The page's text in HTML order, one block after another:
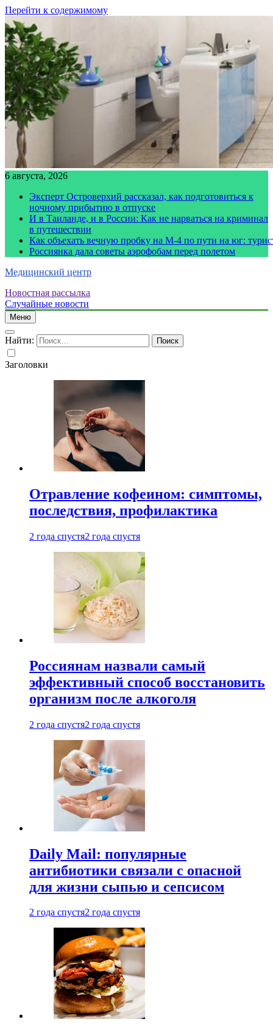
Перейти к содержимому
6 августа, 2026
Эксперт Островерхий рассказал, как подготовиться к
ночному прибытию в отпуске
И в Таиланде, и в России: Как не нарваться на криминал
в путешествии
Как объехать вечную пробку на М-4 по пути на юг:
Россиянка дала советы аэрофобам перед полетом
Медицинский центр
Новостная рассылка
Случайные новости
Меню
Найти:
Заголовки
Отравление кофеином: симптомы,
последствия, профилактика
2 года спустя2 года спустя
Россиянам назвали самый
эффективный способ восстановить
организм после алкоголя
2 года спустя2 года спустя
Daily Mail: популярные
антибиотики связали с опасной
для жизни сыпью и сепсисом
2 года спустя2 года спустя